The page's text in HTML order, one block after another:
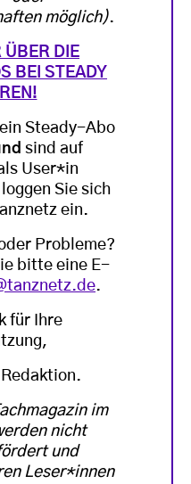
möglich).
ÜBER DIE
BEI STEADY
Steady-Abo
sind auf
User*in
Sie sich
ein.
Probleme?
bitte eine E-
.
für Ihre
Redaktion.
im
nicht
und
Leser*innen